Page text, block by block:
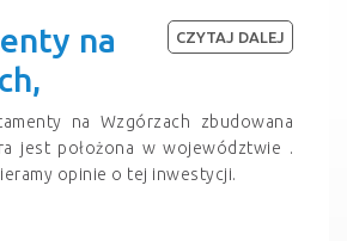
na
na Wzgórzach zbudowana
jest położona w województwie .
opinie o tej inwestycji.
CZYTAJ DALEJ